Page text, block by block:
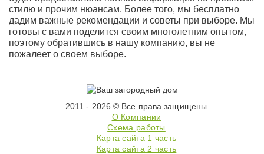
стилю и прочим нюансам. Более того, мы бесплатно
дадим важные рекомендации и советы при выборе. Мы
готовы с вами поделится своим многолетним опытом,
поэтому обратившись в нашу компанию, вы не
пожалеет о своем выборе.
2011 - 2026 © Все права защищены
О Компании
Схема работы
Карта сайта 1 часть
Карта сайта 2 часть